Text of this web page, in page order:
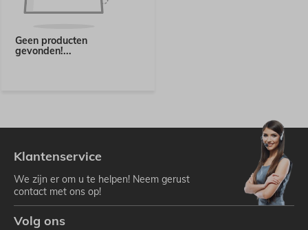
Geen producten
gevonden!...
Klantenservice
We zijn er om u te helpen! Neem gerust
contact met ons op!
Volg ons